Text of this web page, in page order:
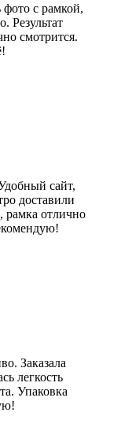
фото с рамкой,
Результат
смотрится.
сайт,
доставили
рамка отлично
Заказала
легкость
Упаковка